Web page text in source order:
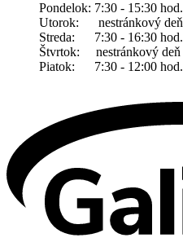
Pondelok: 7:30 - 15:30 hod.
Utorok: nestránkový deň
Streda: 7:30 - 16:30 hod.
Štvrtok: nestránkový deň
Piatok: 7:30 - 12:00 hod.